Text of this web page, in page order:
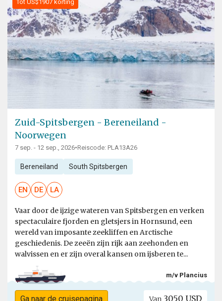
Tot US$1907 korting
Zuid-Spitsbergen - Bereneiland -
Noorwegen
7 sep. - 12 sep., 2026•Reiscode: PLA13A26
Bereneiland South Spitsbergen
EN DE LA
Vaar door de ijzige wateren van Spitsbergen en verken
spectaculaire fjorden en gletsjers in Hornsund, een
wereld van imposante zeekliffen en Arctische
geschiedenis. De zeeën zijn rijk aan zeehonden en
walvissen en er zijn overal kansen om ijsberen te...
m/v Plancius
Ga naar de cruisepagina 3050 USD